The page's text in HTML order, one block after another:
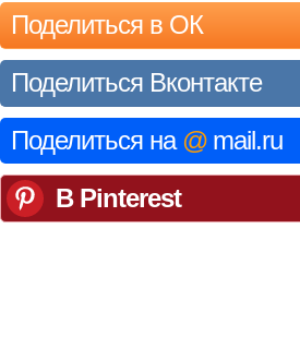
Поделиться в ОК
Поделиться Вконтакте
Поделиться на @ mail.ru
В Pinterest